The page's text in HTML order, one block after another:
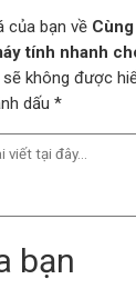
của bạn về
tính nhanh
không được
dấu *
bạn